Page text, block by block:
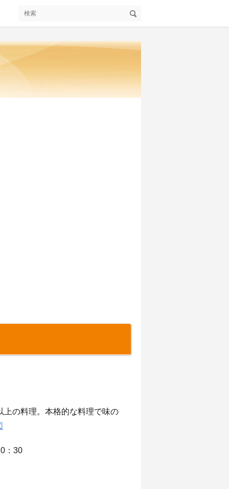
の料理。本格的な料理で味の
：30